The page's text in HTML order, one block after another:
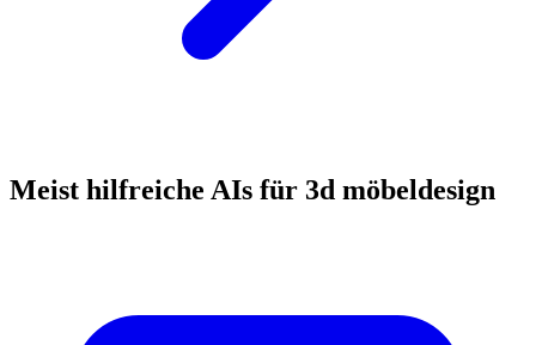
Meist hilfreiche AIs für 3d möbeldesign